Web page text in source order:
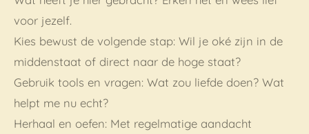
voor jezelf.
Kies bewust de volgende stap: Wil je oké zijn in de
middenstaat of direct naar de hoge staat?
Gebruik tools en vragen: Wat zou liefde doen? Wat
helpt me nu echt?
Herhaal en oefen: Met regelmatige aandacht